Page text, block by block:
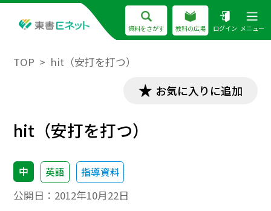
資料をさがす 教科の広場 ログイン メニュー
TOP hit（安打を打つ）
お気に入りに追加
hit（安打を打つ）
中 英語 指導資料
公開日： 2012年10月22日